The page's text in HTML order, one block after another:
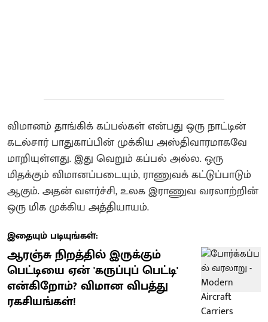
விமானம் தாங்கிக் கப்பல்கள் என்பது ஒரு நாட்டின்
கடல்சார் பாதுகாப்பின் முக்கிய அஸ்திவாரமாகவே
மாறியுள்ளது. இது வெறும் கப்பல் அல்ல. ஒரு
மிதக்கும் விமானப்படையும், ராணுவக் கட்டுப்பாடும்
ஆகும். அதன் வளர்ச்சி, உலக இராணுவ வரலாற்றின்
ஒரு மிக முக்கிய அத்தியாயம்.
இதையும் படியுங்கள்:
ஆரஞ்சு நிறத்தில் இருக்கும்
பெட்டியை ஏன் 'கருப்புப் பெட்டி'
என்கிறோம்? விமான விபத்து
ரகசியங்கள்!